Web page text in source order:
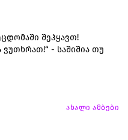
შეჰყავთ!
- საშიშია თუ
ახალი ამბები